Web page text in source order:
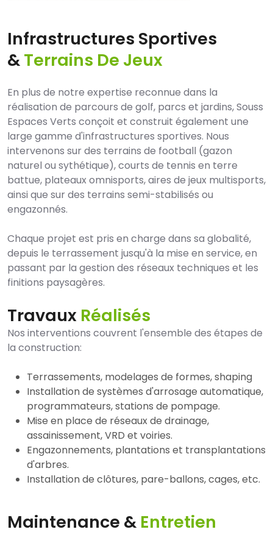
Infrastructures Sportives
&Terrains De Jeux
En plus de notre expertise reconnue dans la
réalisation de parcours de golf, parcs et jardins, Souss
Espaces Verts conçoit et construit également une
large gamme d'infrastructures sportives. Nous
intervenons sur des terrains de football (gazon
naturel ou sythétique), courts de tennis en terre
battue, plateaux omnisports, aires de jeux multisports,
ainsi que sur des terrains semi-stabilisés ou
engazonnés.
Chaque projet est pris en charge dans sa globalité,
depuis le terrassement jusqu'à la mise en service, en
passant par la gestion des réseaux techniques et les
finitions paysagères.
Travaux Réalisés
Nos interventions couvrent l'ensemble des étapes de
la construction:
Terrassements, modelages de formes, shaping
Installation de systèmes d'arrosage automatique,
programmateurs, stations de pompage.
Mise en place de réseaux de drainage,
assainissement, VRD et voiries.
Engazonnements, plantations et transplantations
d'arbres.
Installation de clôtures, pare-ballons, cages, etc.
Maintenance & Entretien